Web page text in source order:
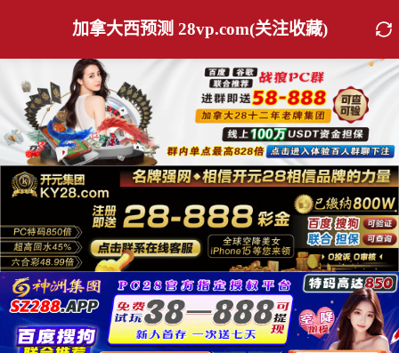
加拿大西预测 28vp.com(关注收藏)